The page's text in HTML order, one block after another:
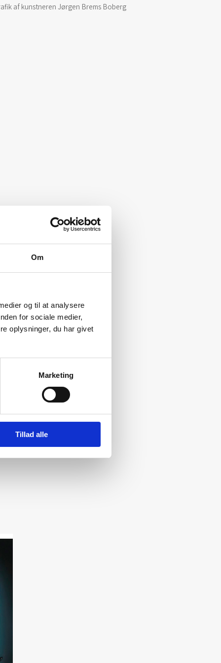
Om
og til at analysere
for sociale medier,
oplysninger, du har givet
Marketing
Tillad alle
af kunstneren Jørgen Brems Boberg